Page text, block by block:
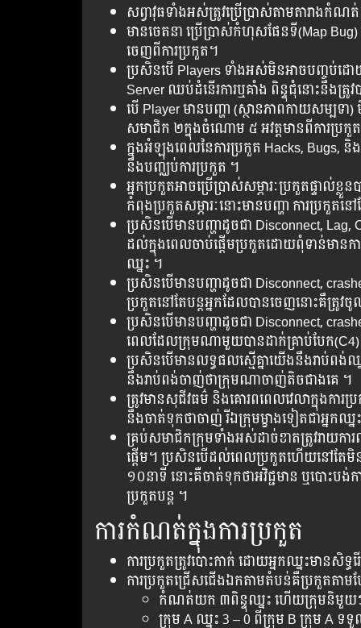
សព្វាវុធទាំងអស់ត្រូវប្រើប្រាស់តាមតារាងកំណ
មានចេតនា ប្រើប្រាស់កំហុសផែនទី(Map
ចេញពីការប្រកួត។
ប្រសិនបើ Players ទាំង​អស់​មិន​អាច​បញ្ចប់​ដ
Server ​ឈប់​​​​ដំនើរ​​ការ​​ឬ​គាំង​ ពិន្ទុ​​ជុំ​​នោះ​នឹង​ត្រូ
បើ​ Player មាន​បញ្ហា (ស្ថានភាពកាយសម្បទ
សមាជិក ២ក្នុងចំណោម ៥ អវត្តមានពីការប្រ
ក្នុង​អំឡុង​ពេល​នៃ​ការ​ប្រកួត​ Hacks, Bugs,
នឹង​បញ្ឈប់​ការ​ប្រកួត​ ។
អ្នក​ប្រកួត​អាច​ប្រើ​ប្រាស់​សម្ភារៈប្រកួត​ផ្ទាល់​
កំពុង​ប្រកួតសម្ភារៈ​នោះ​មាន​បញ្ហា​ ការ​ប្រកួត​នៅ​
ប្រសិន​បើ​មាន​បញ្ហា​ដូចជា​ Disconnect,
ដល់​ក្នុង​ពេលចាប់ផ្ដើម​​ប្រកួត​ដោយ​ពុំទាន់​មាន​កា
ឈ្នះ​ ។
ប្រសិន​បើ​មាន​បញ្ហា​ដូចជា​ Disconnect,
ប្រកួត​នៅ​តែ​បន្ត​​អ្នក​ដែលបានចេញនោះគឹត្រូ
ប្រសិន​បើ​មាន​បញ្ហា​ដូចជា​ Disconnect,
ពេលដែល​ក្រុម​ណា​មួយបាន​ដាក់​គ្រាប់បែក
ប្រសិនបើមានលទ្ធផលស្មើគ្នាយើងនឹងរាប់ព
នឹងរាប់ពង់ចាញ់ថាក្រុមណាចាញ់តិចជាងគេ ។​
ត្រូវ​មាន​សុជីវធម៌​ និងគោរព​ពេលវេលា​ក្នុង​ក
នឹង​ចាត់​ទុក​ថា​ចាញ់​ រី​ឯក្រុម​ម្ខាង​ទៀត​ជា​អ្នក​ឈ្ន
គ្រប់​សមាជិក​ក្រុម​ទាំងអស់​ដាច់ខាត​ត្រូវ​រាយ​ក
ផ្តើម។ ប្រសិន​បើ​​ដល់​ពេល​ប្រកួត​ហើយ​នៅ​តែមិ
១០នាទី​ នោះ​គឺ​​ចាត់ទុក​ថាអវិជ្ជមាន ឬ​បោះ​ប
ប្រកួត​បន្ត ។
ការ​កំណត់​ក្នុង​ការ​ប្រកួត
ការ​ប្រកួត​ត្រូវ​បោះ​កាក់ ដោយ​អ្នក​ឈ្នះ​មាន​សិទ្
ការ​ប្រកួតជ្រើស​ជើង​ឯក​​តាម​តំបន់​គឺ​ប្រកួត​តា
កំណត់​យក​ ៣ពិន្ទុ​ឈ្នះ​ ហើយ​ក្រុម​និមួយៗ ត្
ក្រុម​ A ឈ្នះ​ 3 – 0​ ពី​ក្រុម​ B ក្រុម​ A ទទួ